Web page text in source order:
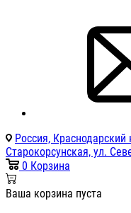
Россия, Краснодарский
Старокорсунская, ул.
0 Корзина
Ваша корзина пуста